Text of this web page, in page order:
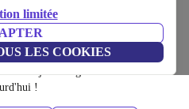
limitée
LES COOKIES
reconditionnés à moins de 700€ –
30 jours et garantie de 12 mois.
!